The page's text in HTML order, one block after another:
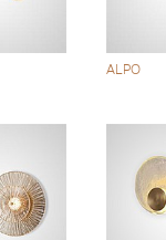
ALPO